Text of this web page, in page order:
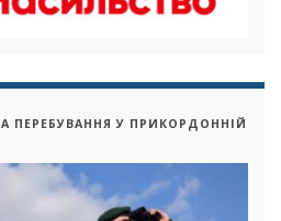
ПЕРЕБУВАННЯ У ПРИКОРДОННІЙ